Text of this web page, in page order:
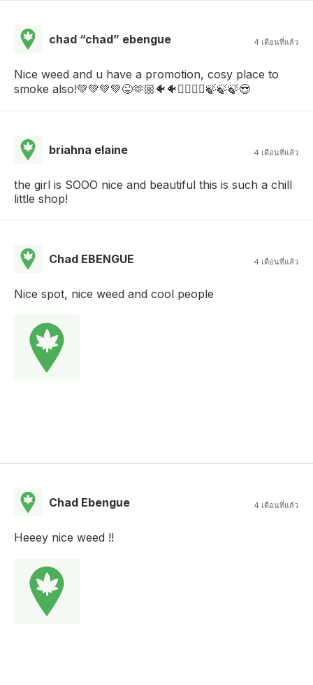
chad “chad” ebengue 4 เดือนที่แล้ว
Nice weed and u have a promotion, cosy place to
smoke also!💚💚💚💚😜🫶🏼🐠🐠✌🏼✌🏼🍃🍃🍃😎
briahna elaine 4 เดือนที่แล้ว
the girl is SOOO nice and beautiful this is such a chill
little shop!
Chad EBENGUE 4 เดือนที่แล้ว
Nice spot, nice weed and cool people
Chad Ebengue 4 เดือนที่แล้ว
Heeey nice weed !!